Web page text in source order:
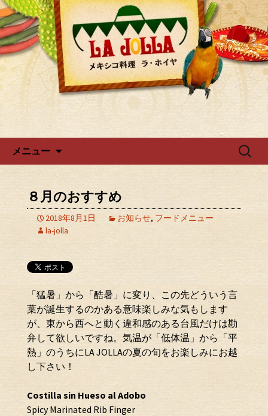
広尾・麻布のメキシカン「ラ・
ホイヤ」
ラ・ホイヤからのお知らせ
メニュー
検
８月のおすすめ
2018年8月1日 お知らせ, フードメニュー
la-jolla
「猛暑」から「酷暑」に変り、この先どういう言
葉が誕生するのかある意味楽しみな気もします
が、東から西へと動く違和感のある台風だけは勘
弁して欲しいですね。気温が「低体温」から「平
熱」のうちにLA JOLLAの夏の旬をお楽しみにお越
し下さい！
Costilla sin Hueso al Adobo
Spicy Marinated Rib Finger